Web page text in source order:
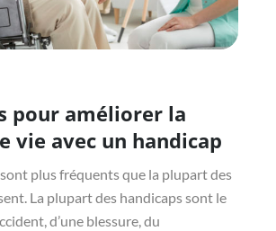
pour améliorer la
vie avec un handicap
plus fréquents que la plupart des
La plupart des handicaps sont le
d’une blessure, du